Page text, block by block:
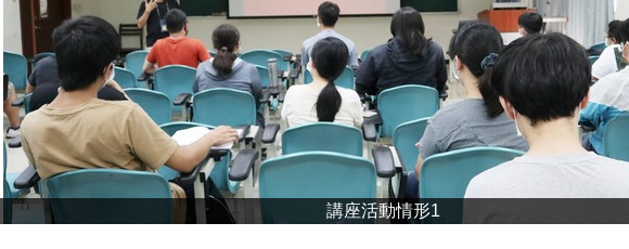
講座活動情形1